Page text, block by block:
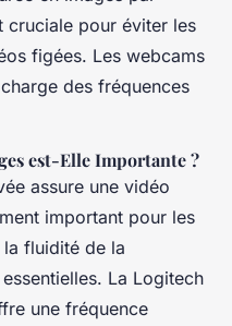
cruciale pour éviter les
figées. Les webcams
des fréquences
est-Elle Importante ?
assure une vidéo
important pour les
fluidité de la
La Logitech
une fréquence